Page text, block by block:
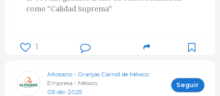
como “Calidad Suprema”
1
Altosano - Granjas Carroll de México
Empresa - México
03-dic-2025
Seguir